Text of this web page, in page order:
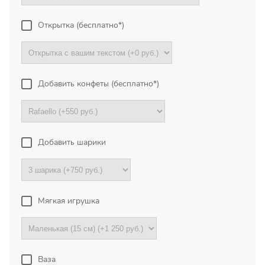
Букет с хризантемами и
красивый! Цветы свежие !
Спасибо !
ПОДПИШИТЕСЬ!
наших акциях и скидках
Ваше имя
Открытка (бесплатно*)
Добавить конфеты (бесплатно*)
Добавить шарики
Мягкая игрушка
Ваза